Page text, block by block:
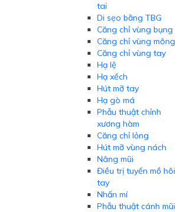
tai
Di sẹo bằng TBG
Căng chỉ vùng bụng
Căng chỉ vùng mông
Căng chỉ vùng tay
Hạ lệ
Hạ xếch
Hút mỡ tay
Hạ gò má
Phẫu thuật chỉnh
xương hàm
Căng chỉ lỏng
Hút mỡ vùng nách
Nâng mũi
Điều trị tuyến mồ hôi
tay
Nhấn mí
Phẫu thuật cánh mũi